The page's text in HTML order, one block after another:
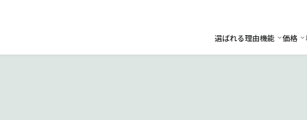
選ばれる理由機能 機能
価格